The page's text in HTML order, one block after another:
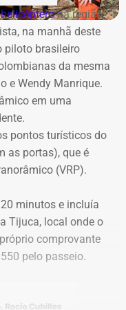
O próprio secretário
o novo aditivo de
foi notificado a
Concorrência nº
de anulação
é referente a um
SRP nº
a manutenção
a favor da
ocorrem
da Secretaria
e as plataformas
os momentos
ao vivo.
eleitorais, a Band
para o confronto
as propostas
jornalista Adriana
blocos de
entre os
finais.
por sorteio, e o
na região
na manhã deste
piloto brasileiro
da mesma
e Wendy Manrique.
em uma
pontos turísticos do
as portas), que é
(VRP).
minutos e incluía
Tijuca, local onde o
comprovante
pelo passeio.